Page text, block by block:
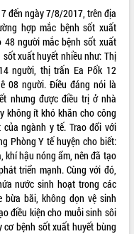
đến ngày 7/8/2017, trên địa
hợp mắc bệnh sốt xuất
người mắc bệnh sốt xuất
xuất huyết nhiều như: Thị
người, thị trấn Ea Pốk 12
08 người. Điều đáng nói là
nhưng được điều trị ở nhà
không ít khó khăn cho công
ngành y tế. Trao đổi với
Phòng Y tế huyện cho biết:
khí hậu nóng ẩm, nên đã tạo
triển mạnh. Cùng với đó,
nước sinh hoạt trong các
bãi, không dọn vệ sinh
điều kiện cho muỗi sinh sôi
cơ bệnh sốt xuất huyết bùng